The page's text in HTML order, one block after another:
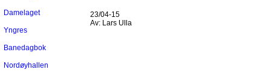
Damelaget
Yngres
Banedagbok
Nordøyhallen
23/04-15
Av: Lars Ulla